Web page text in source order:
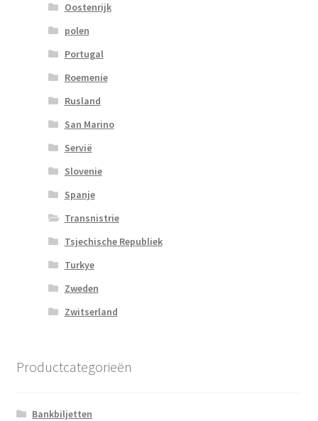
Oostenrijk
polen
Portugal
Roemenie
Rusland
San Marino
Servië
Slovenie
Spanje
Transnistrie
Tsjechische Republiek
Turkye
Zweden
Zwitserland
Productcategorieën
Bankbiljetten